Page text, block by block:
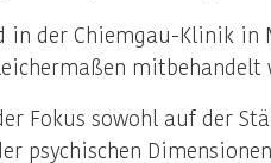
der Chiemgau-Klinik in
mitbehandelt
Fokus sowohl auf der
psychischen